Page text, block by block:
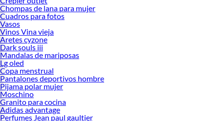
Chompas de lana para mujer
Cuadros para fotos
Vasos
Vinos Vina vieja
Aretes cyzone
Dark souls iii
Mandalas de mariposas
Lg oled
Copa menstrual
Pantalones deportivos hombre
Pijama polar mujer
Moschino
Granito para cocina
Adidas advantage
Perfumes Jean paul gaultier